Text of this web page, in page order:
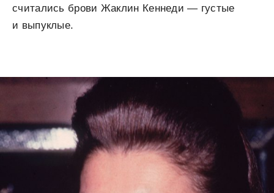
считались брови Жаклин Кеннеди — густые
и выпуклые.